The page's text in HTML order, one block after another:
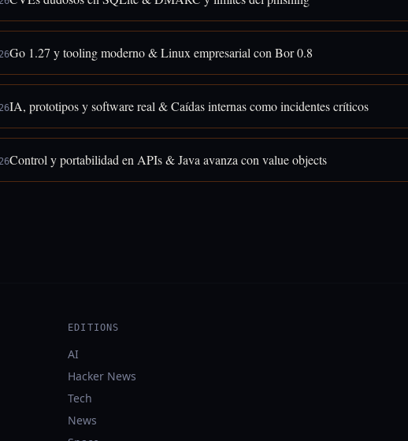
Go 1.27 y tooling moderno & Linux empresarial con Bor 0.8
IA, prototipos y software real & Caídas internas como incidentes críticos
Control y portabilidad en APIs & Java avanza con value objects
EDITIONS
AI
Hacker News
Tech
News